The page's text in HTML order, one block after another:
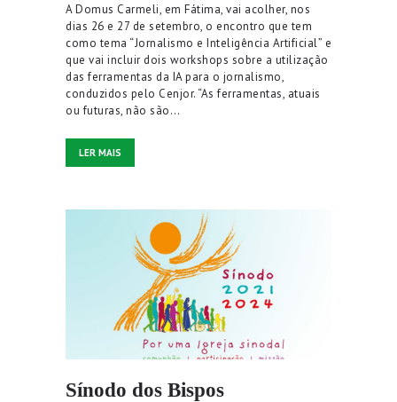
A Domus Carmeli, em Fátima, vai acolher, nos
dias 26 e 27 de setembro, o encontro que tem
como tema “Jornalismo e Inteligência Artificial” e
que vai incluir dois workshops sobre a utilização
das ferramentas da IA para o jornalismo,
conduzidos pelo Cenjor. “As ferramentas, atuais
ou futuras, não são…
LER MAIS
Sínodo dos Bispos